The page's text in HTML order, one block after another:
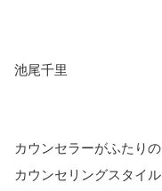
池尾千里
カウンセラーがふたりの
カウンセリングスタイル